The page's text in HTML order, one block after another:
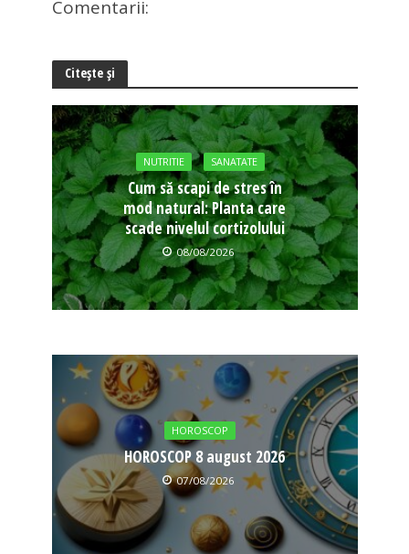
Comentarii:
Citește și
NUTRITIE SANATATE
Cum să scapi de stres în
mod natural: Planta care
scade nivelul cortizolului
08/08/2026
HOROSCOP
HOROSCOP 8 august 2026
07/08/2026